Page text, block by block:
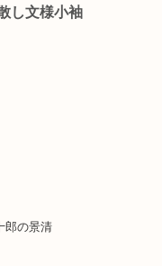
し文様小袖
郎の景清